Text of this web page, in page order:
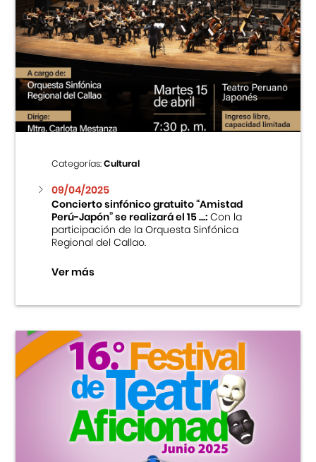
Categorías:Cultural
09/04/2025
Concierto sinfónico gratuito “Amistad
Perú-Japón” se realizará el 15 ...:Con la
participación de la Orquesta Sinfónica
Regional del Callao.
Ver más